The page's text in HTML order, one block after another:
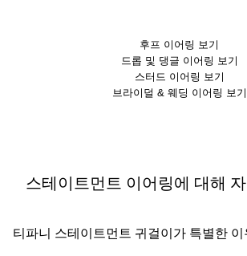
후프 이어링 보기
드롭 및 댕글 이어링 보기
스터드 이어링 보기
브라이덜 & 웨딩 이어링 보기
스테이트먼트 이어링에 대해
티파니 스테이트먼트 귀걸이가 특별한 이